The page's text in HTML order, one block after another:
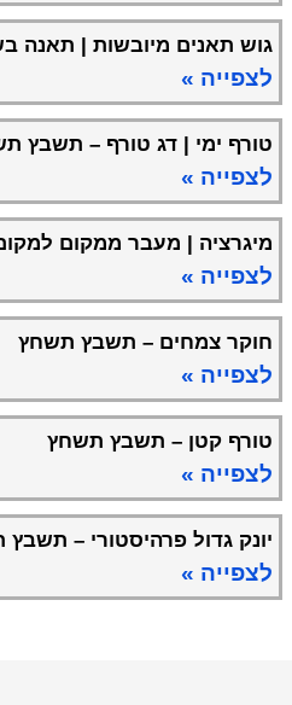
גוש תאנים מיובשות |
לצפייה »
טורף ימי | דג טורף – תשבץ
לצפייה »
מיגרציה | מעבר ממקום
לצפייה »
חוקר צמחים – תשבץ תשחץ
לצפייה »
טורף קטן – תשבץ תשחץ
לצפייה »
יונק גדול פרהיסטורי –
לצפייה »